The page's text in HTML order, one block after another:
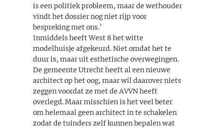
is een politiek probleem, maar de wethouder
vindt het dossier nog niet rijp voor
bespreking met ons.’
Inmiddels heeft West 8 het witte
modelhuisje afgekeurd. Niet omdat het te
duur is, maar uit esthetische overwegingen.
De gemeente Utrecht heeft al een nieuwe
architect op het oog, maar wil daarover niets
zeggen voordat ze met de AVVN heeft
overlegd. Maar misschien is het veel beter
om helemaal geen architect in te schakelen
zodat de tuinders zelf kunnen bepalen wat